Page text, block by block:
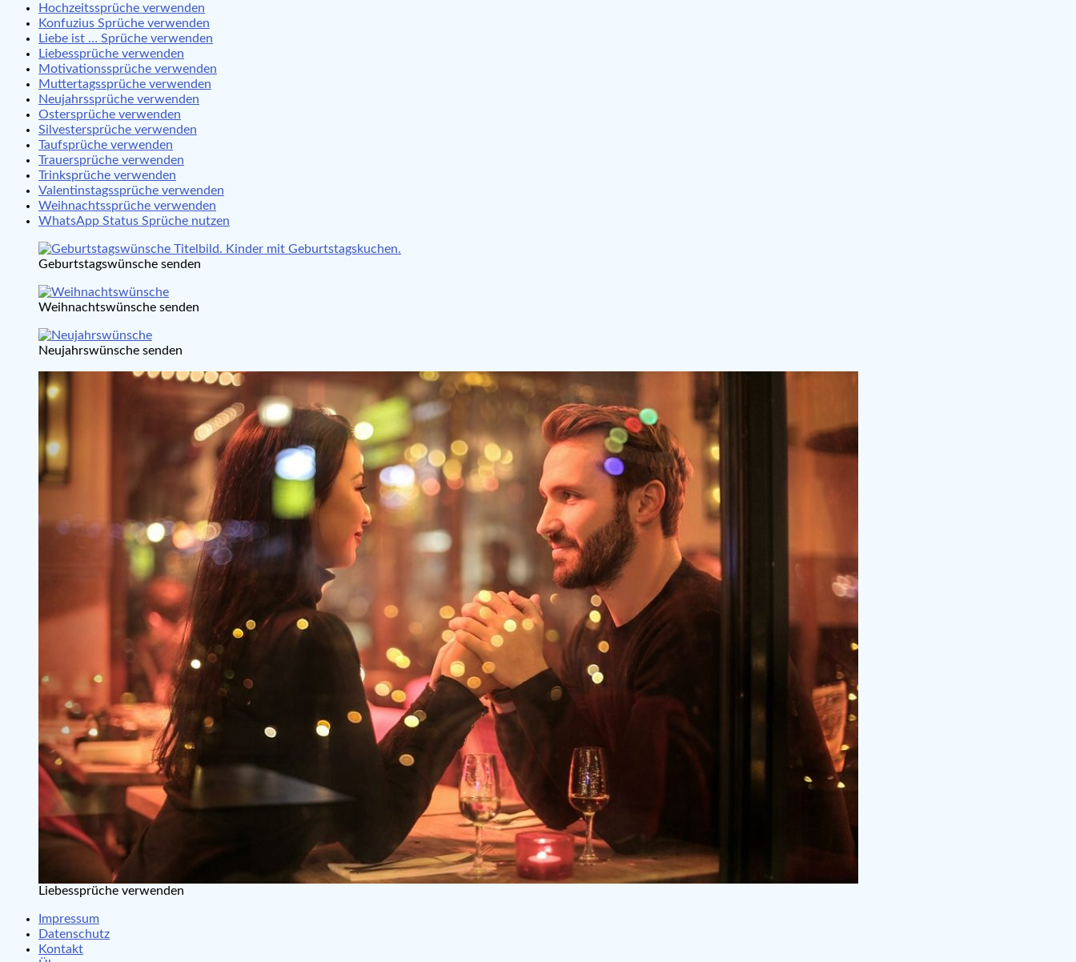
Hochzeitssprüche verwenden
Konfuzius Sprüche verwenden
Liebe ist … Sprüche verwenden
Liebessprüche verwenden
Motivationssprüche verwenden
Muttertagssprüche verwenden
Neujahrssprüche verwenden
Ostersprüche verwenden
Silvestersprüche verwenden
Taufsprüche verwenden
Trauersprüche verwenden
Trinksprüche verwenden
Valentinstagssprüche verwenden
Weihnachtssprüche verwenden
WhatsApp Status Sprüche nutzen
Geburtstagswünsche senden
Weihnachtswünsche senden
Neujahrswünsche senden
Liebessprüche verwenden
Impressum
Datenschutz
Kontakt